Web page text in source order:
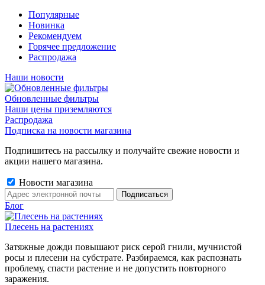
Популярные
Новинка
Рекомендуем
Горячее предложение
Распродажа
Наши новости
Обновленные фильтры
Наши цены приземляются
Распродажа
Подписка на новости магазина
Подпишитесь на рассылку и получайте свежие новости и
акции нашего магазина.
Новости магазина
Блог
Плесень на растениях
Затяжные дожди повышают риск серой гнили, мучнистой
росы и плесени на субстрате. Разбираемся, как распознать
проблему, спасти растение и не допустить повторного
заражения.